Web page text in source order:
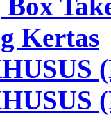
Kertas